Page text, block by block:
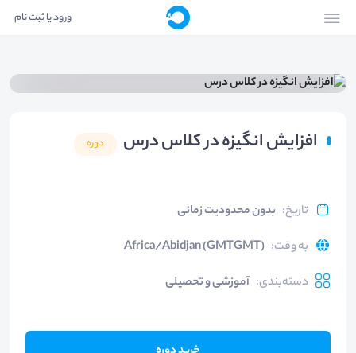
ورود یا ثبت نام
افزایش انگیزه در کلاس درس دوره
تاریخ: بدون محدودیت زمانی
به وقت:
Africa/Abidjan (GMTGMT)
دسته‌بندی: آموزشی و تحصیلی